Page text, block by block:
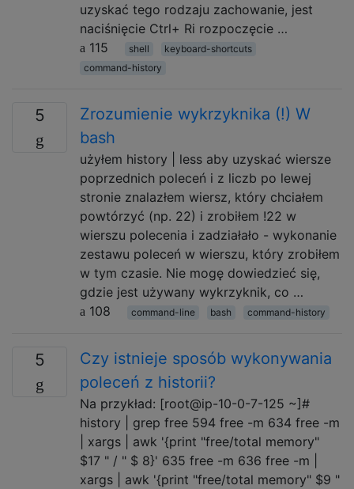
uzyskać tego rodzaju zachowanie, jest
naciśnięcie Ctrl+ Ri rozpoczęcie …
115
shell
keyboard-shortcuts
command-history
5
Zrozumienie wykrzyknika (!) W
bash
użyłem history | less aby uzyskać wiersze
poprzednich poleceń i z liczb po lewej
stronie znalazłem wiersz, który chciałem
powtórzyć (np. 22) i zrobiłem !22 w
wierszu polecenia i zadziałało - wykonanie
zestawu poleceń w wierszu, który zrobiłem
w tym czasie. Nie mogę dowiedzieć się,
gdzie jest używany wykrzyknik, co …
108
command-line bash command-history
5
Czy istnieje sposób wykonywania
poleceń z historii?
Na przykład: [root@ip-10-0-7-125 ~]#
history | grep free 594 free -m 634 free -m
| xargs | awk '{print "free/total memory"
$17 " / " $ 8}' 635 free -m 636 free -m |
xargs | awk '{print "free/total memory" $9 "